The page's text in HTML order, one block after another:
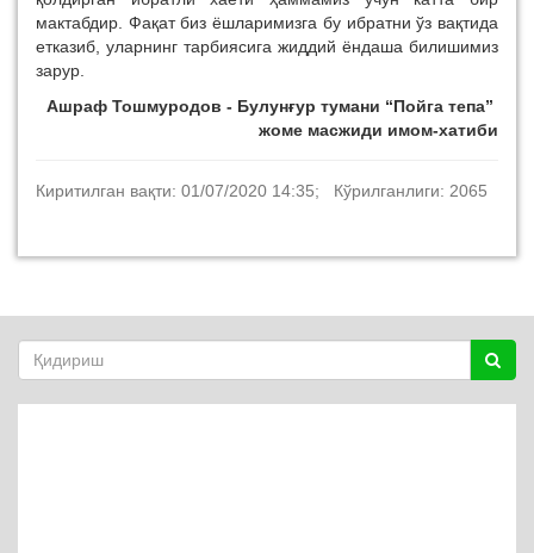
мактабдир. Фақат биз ёшларимизга бу ибратни ўз вақтида
етказиб, уларнинг тарбиясига жиддий ёндаша билишимиз
зарур.
Ашраф Тошмуродов - Булунғур тумани “Пойга тепа”
жоме масжиди имом-хатиби
Киритилган вақти: 01/07/2020 14:35; Кўрилганлиги: 2065